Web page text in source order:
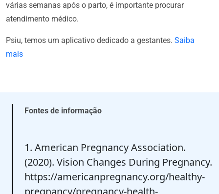
várias semanas após o parto, é importante procurar
atendimento médico.
Psiu, temos um aplicativo dedicado a gestantes. Saiba
mais
Fontes de informação
1. American Pregnancy Association.
(2020). Vision Changes During Pregnancy.
https://americanpregnancy.org/healthy-